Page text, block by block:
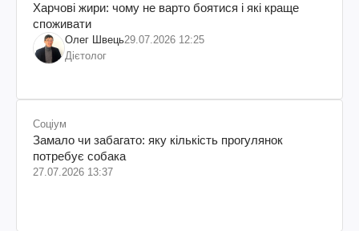
Харчові жири: чому не варто боятися і які краще
споживати
Олег Швець29.07.2026 12:25
Дієтолог
Соціум
Замало чи забагато: яку кількість прогулянок
потребує собака
27.07.2026 13:37